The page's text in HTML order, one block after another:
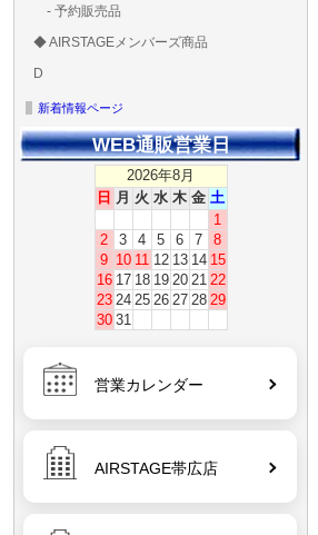
- 予約販売品
◆ AIRSTAGEメンバーズ商品
D
新着情報ページ
WEB通販営業日
2026年8月
日 月 火 水 木 金 土
1
2
3 4 5 6 7
8
9 10 11 12 13 14 15
16 17 18 19 20 21 22
23 24 25 26 27 28 29
30 31
営業カレンダー
AIRSTAGE帯広店